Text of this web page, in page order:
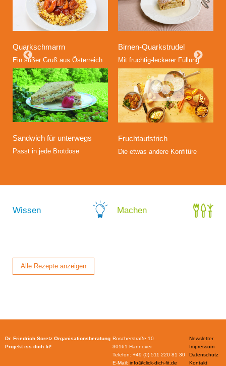
Quarkschmarrn
Ein süßer Gruß aus Österreich
Birnen-Quarkstrudel
Mit fruchtig-leckerer Füllung
Sandwich für unterwegs
Passt in jede Brotdose
Fruchtaufstrich
Die etwas andere Konfitüre
Alle Rezepte anzeigen
Dr. Friedrich Soretz Organisationsberatung
Projekt iss dich fit!
Roscherstraße 10
30161 Hannover
Telefon: +49 (0) 511 220 81 30
E-Mail: info@click-dich-fit.de
Newsletter
Impressum
Datenschutz
Kontakt